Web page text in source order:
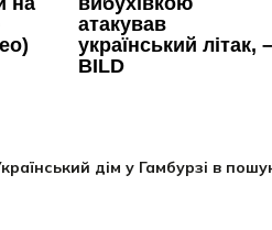
дім у Гамбурзі в